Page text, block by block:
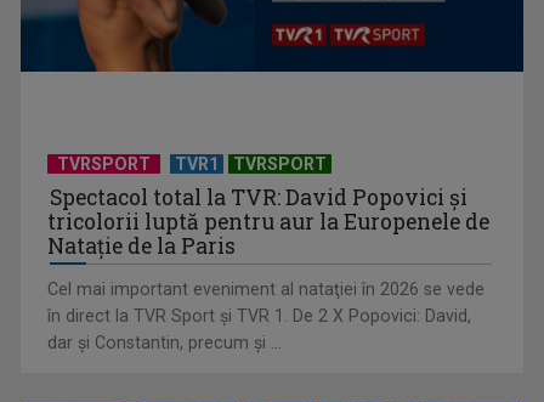
Cum ar fi „Vacanţa în casa din Franţa”? Ne facem o idee
urmărind ...
TVRSPORT TVR1 TVRSPORT
Spectacol total la TVR: David Popovici și
tricolorii luptă pentru aur la Europenele de
Natație de la Paris
Cel mai important eveniment al nataţiei în 2026 se vede
în direct la TVR Sport şi TVR 1. De 2 X Popovici: David,
dar şi Constantin, precum şi ...